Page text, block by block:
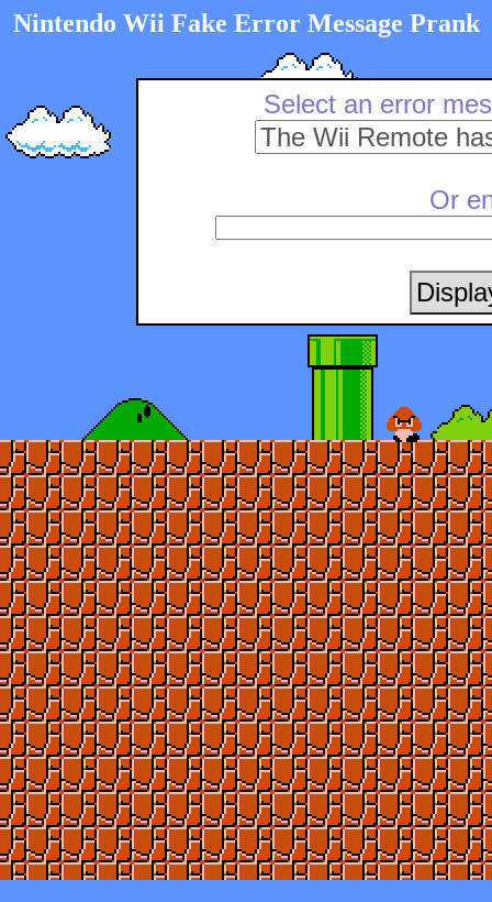
Nintendo Wii Fake Error Message Prank
Select an error
Or